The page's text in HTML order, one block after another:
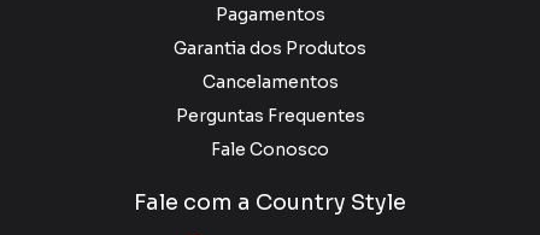
Pagamentos
Garantia dos Produtos
Cancelamentos
Perguntas Frequentes
Fale Conosco
Fale com a Country Style